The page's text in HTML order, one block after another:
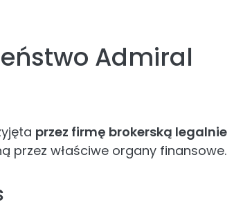
Admiral
przez firmę brokerską legalnie
przez właściwe organy finansowe.